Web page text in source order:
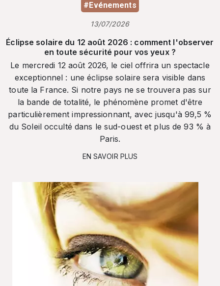
#Evénements
13/07/2026
Éclipse solaire du 12 août 2026 : comment l'observer
en toute sécurité pour vos yeux ?
Le mercredi 12 août 2026, le ciel offrira un spectacle
exceptionnel : une éclipse solaire sera visible dans
toute la France. Si notre pays ne se trouvera pas sur
la bande de totalité, le phénomène promet d'être
particulièrement impressionnant, avec jusqu'à 99,5 %
du Soleil occulté dans le sud-ouest et plus de 93 % à
Paris.
EN SAVOIR PLUS